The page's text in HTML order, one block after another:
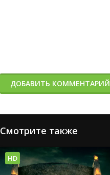
ДОБАВИТЬ КОММЕНТАРИЙ
Смотрите также
HD